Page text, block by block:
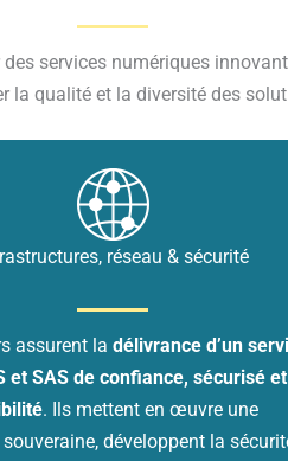
services numériques
la qualité et la diversité des
réseau & sécurité
assurent ladélivrance d’un
et SAS de confiance, sécurisé
. Ils mettent en œuvre une
développent la